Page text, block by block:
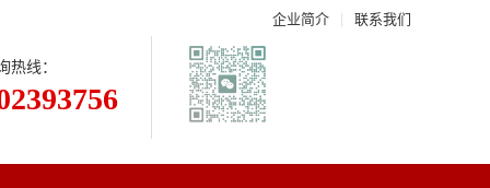
企业简介 | 联系我们
热线：